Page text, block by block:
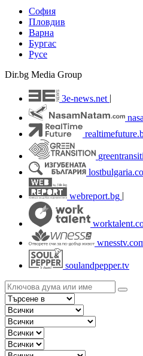
София
Пловдив
Варна
Бургас
Русе
Dir.bg Media Group
3e-news.net
webreport.bg
soulandpepper.tv